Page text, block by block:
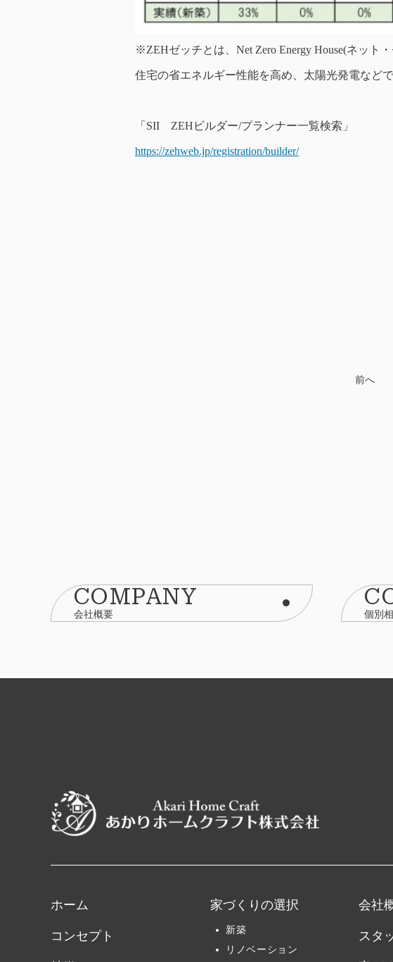
※ZEHゼッチとは、Net Zero Energy House(ネット
住宅の省エネルギー性能を高め、太陽光発電など
「SII ZEHビルダー/プランナー一覧検索」
https://zehweb.jp/registration/builder/
前へ
COMPANY
会社概要 個別
ホーム
コンセプト
家づくりの選択
新築
リノベーション
会社
スタ